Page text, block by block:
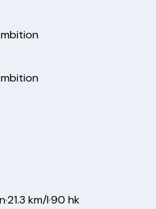
·21.3 km/l·90 hk